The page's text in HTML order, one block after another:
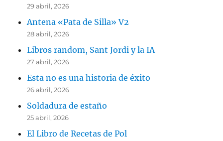
29 abril, 2026
Antena «Pata de Silla» V2
28 abril, 2026
Libros random, Sant Jordi y la IA
27 abril, 2026
Esta no es una historia de éxito
26 abril, 2026
Soldadura de estaño
25 abril, 2026
El Libro de Recetas de Pol